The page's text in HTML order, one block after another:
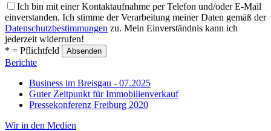
Ich bin mit einer Kontaktaufnahme per Telefon und/oder E-Mail
einverstanden. Ich stimme der Verarbeitung meiner Daten gemäß der
Datenschutzbestimmungen zu. Mein Einverständnis kann ich
jederzeit widerrufen!
* = Pflichtfeld
Berichte
Business im Breisgau - 07.2025
Guter Zeitpunkt für Immobilienverkauf
Pressekonferenz Freiburg 2020
Wir in den Medien